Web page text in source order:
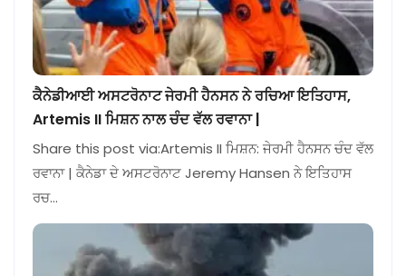
ਕੈਨੇਡੀਆਈ ਅਸਟਰੋਨਾਟ ਜੇਰਮੀ ਹੈਨਸਨ ਨੇ ਰਚਿਆ ਇਤਿਹਾਸ,
Artemis II ਮਿਸ਼ਨ ਨਾਲ ਚੰਦ ਵੱਲ ਰਵਾਨਾ |
Share this post via:Artemis II ਮਿਸ਼ਨ: ਜੇਰਮੀ ਹੈਨਸਨ ਚੰਦ ਵੱਲ
ਰਵਾਨਾ | ਕੈਨੇਡਾ ਦੇ ਅਸਟਰੋਨਾਟ Jeremy Hansen ਨੇ ਇਤਿਹਾਸ
ਰਚ…